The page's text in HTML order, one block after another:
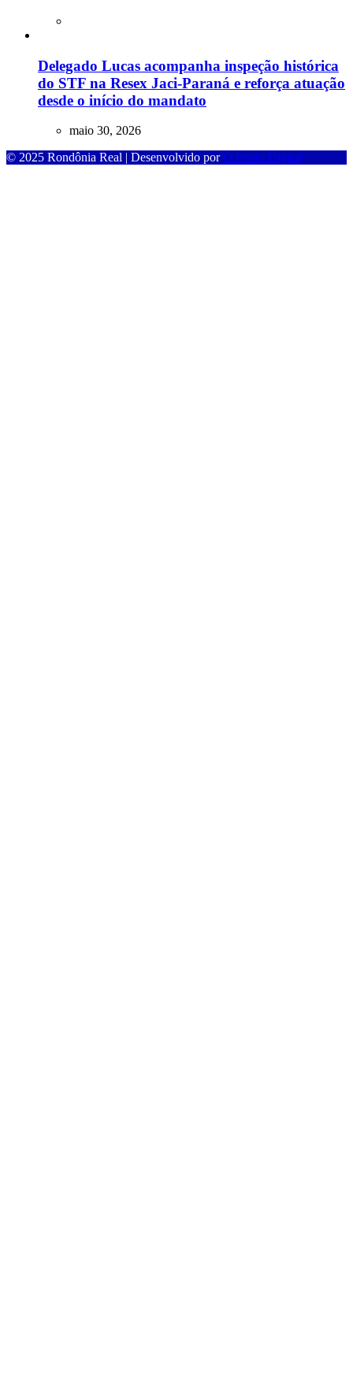
Delegado Lucas acompanha inspeção histórica
do STF na Resex Jaci-Paraná e reforça atuação
desde o início do mandato
maio 30, 2026
© 2025 Rondônia Real | Desenvolvido por O Ponto Digital